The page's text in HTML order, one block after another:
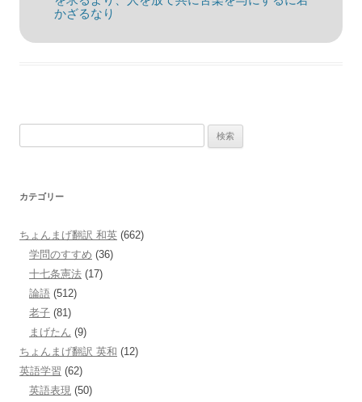
かざるなり
カテゴリー
ちょんまげ翻訳 和英 (662)
学問のすすめ (36)
十七条憲法 (17)
論語 (512)
老子 (81)
まげたん (9)
ちょんまげ翻訳 英和 (12)
英語学習 (62)
英語表現 (50)